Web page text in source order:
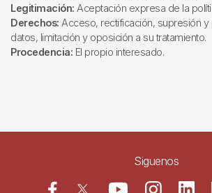
Legitimación: Aceptación expresa de la
Derechos: Acceso, rectificación, supresión
datos, limitación y oposición a su tratamiento.
Procedencia: El propio interesado.
Siguenos